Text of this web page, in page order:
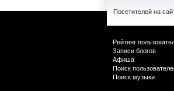
Посетителей на
Рейтинг
Записи блогов
Афиша
Поиск
Поиск музыки